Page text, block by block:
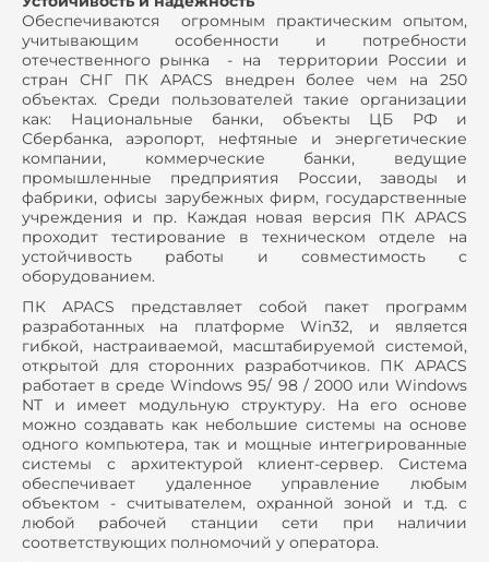
Обеспечиваются огромным практическим опытом,
учитывающим особенности и потребности
отечественного рынка - на территории России и
стран СНГ ПК APACS внедрен более чем на 250
объектах. Среди пользователей такие организации
как: Национальные банки, объекты ЦБ РФ и
Сбербанка, аэропорт, нефтяные и энергетические
компании, коммерческие банки, ведущие
промышленные предприятия России, заводы и
фабрики, офисы зарубежных фирм, государственные
учреждения и пр. Каждая новая версия ПК APACS
проходит тестирование в техническом отделе на
устойчивость работы и совместимость с
оборудованием.
ПК APACS представляет собой пакет программ
разработанных на платформе Win32, и является
гибкой, настраиваемой, масштабируемой системой,
открытой для сторонних разработчиков. ПК APACS
работает в среде Windows 95/ 98 / 2000 или Windows
NT и имеет модульную структуру. На его основе
можно создавать как небольшие системы на основе
одного компьютера, так и мощные интегрированные
системы с архитектурой клиент-сервер. Система
обеспечивает удаленное управление любым
объектом - считывателем, охранной зоной и т.д. с
любой рабочей станции сети при наличии
соответствующих полномочий у оператора.